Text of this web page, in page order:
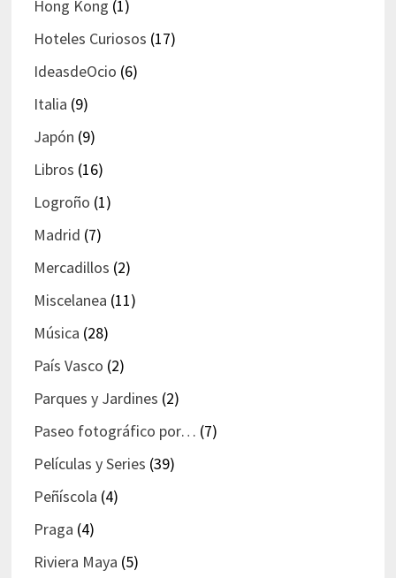
Hong Kong (1)
Hoteles Curiosos (17)
IdeasdeOcio (6)
Italia (9)
Japón (9)
Libros (16)
Logroño (1)
Madrid (7)
Mercadillos (2)
Miscelanea (11)
Música (28)
País Vasco (2)
Parques y Jardines (2)
Paseo fotográfico por… (7)
Películas y Series (39)
Peñíscola (4)
Praga (4)
Riviera Maya (5)